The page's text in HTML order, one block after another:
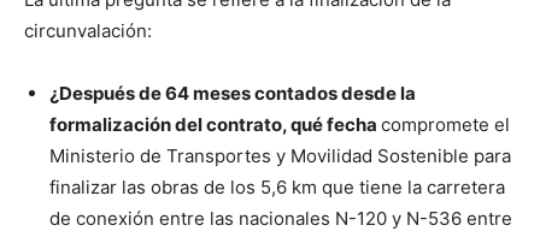
circunvalación:
¿Después de 64 meses contados desde la
formalización del contrato, qué fecha compromete el
Ministerio de Transportes y Movilidad Sostenible para
finalizar las obras de los 5,6 km que tiene la carretera
de conexión entre las nacionales N-120 y N-536 entre